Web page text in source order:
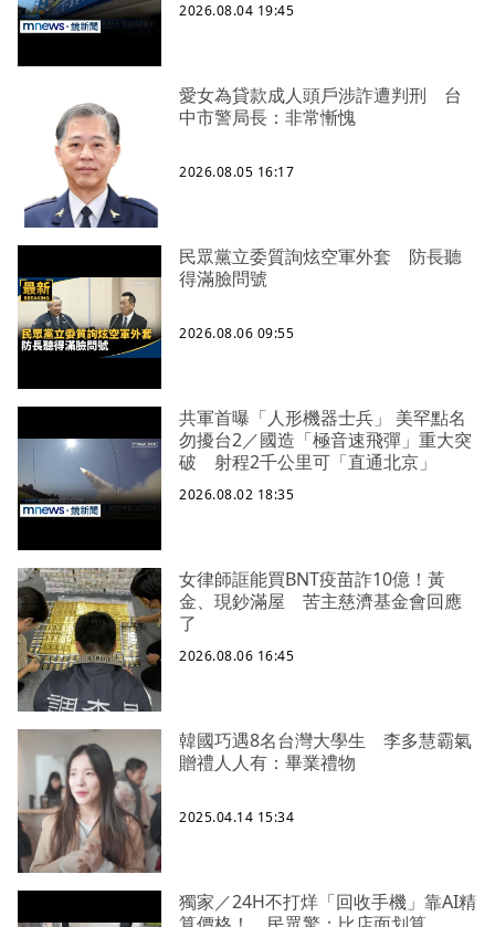
2026.08.04 19:45
愛女為貸款成人頭戶涉詐遭判刑 台
中市警局長：非常慚愧
2026.08.05 16:17
民眾黨立委質詢炫空軍外套 防長聽
得滿臉問號
2026.08.06 09:55
共軍首曝「人形機器士兵」 美罕點名
勿擾台2／國造「極音速飛彈」重大突
破 射程2千公里可「直通北京」
2026.08.02 18:35
女律師誆能買BNT疫苗詐10億！黃
金、現鈔滿屋 苦主慈濟基金會回應
了
2026.08.06 16:45
韓國巧遇8名台灣大學生 李多慧霸氣
贈禮人人有：畢業禮物
2025.04.14 15:34
獨家／24H不打烊「回收手機」靠AI精